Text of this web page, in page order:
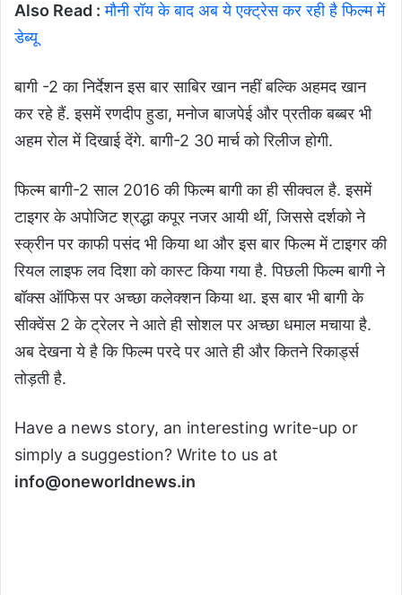
Also Read : मौनी रॉय के बाद अब ये एक्ट्रेस कर रही है फिल्म में
डेब्यू
बागी -2 का निर्देशन इस बार साबिर खान नहीं बल्कि अहमद खान
कर रहे हैं. इसमें रणदीप हुडा, मनोज बाजपेई और प्रतीक बब्बर भी
अहम रोल में दिखाई देंगे. बागी-2 30 मार्च को रिलीज होगी.
फिल्‍म बागी-2 साल 2016 की फिल्म बागी का ही सीक्वल है. इसमें
टाइगर के अपोजिट श्रद्धा कपूर नजर आयी थीं, जिससे दर्शको ने
स्क्रीन पर काफी पसंद भी किया था और इस बार फिल्म में टाइगर की
रियल लाइफ लव दिशा को कास्ट किया गया है. पिछली फिल्म बागी ने
बॉक्स ऑफिस पर अच्छा कलेक्शन किया था. इस बार भी बागी के
सीक्वेंस 2 के ट्रेलर ने आते ही सोशल पर अच्छा धमाल मचाया है.
अब देखना ये है कि फिल्म परदे पर आते ही और कितने रिकार्ड्स
तोड़ती है.
Have a news story, an interesting write-up or
simply a suggestion? Write to us at
info@oneworldnews.in